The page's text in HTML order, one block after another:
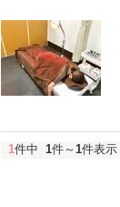
1件中 1件～ 1件表示